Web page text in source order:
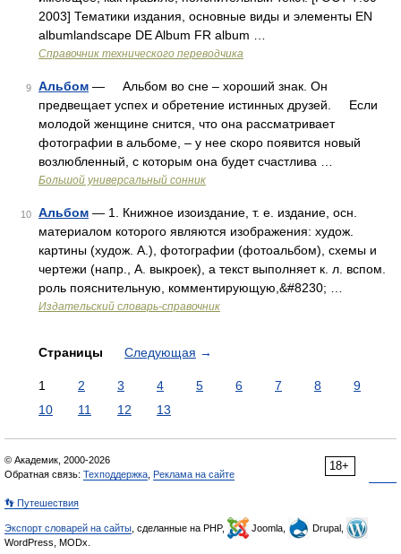
2003] Тематики издания, основные виды и элементы EN
albumlandscape DE Album FR album …
Справочник технического переводчика
9 Альбом — Альбом во сне – хороший знак. Он
предвещает успех и обретение истинных друзей. Если
молодой женщине снится, что она рассматривает
фотографии в альбоме, – у нее скоро появится новый
возлюбленный, с которым она будет счастлива …
Большой универсальный сонник
10 Альбом — 1. Книжное изоиздание, т. е. издание, осн.
материалом которого являются изображения: худож.
картины (худож. А.), фотографии (фотоальбом), схемы и
чертежи (напр., А. выкроек), а текст выполняет к. л. вспом.
роль пояснительную, комментирующую,&#8230; …
Издательский словарь-справочник
Страницы Следующая →
1 2 3 4 5 6 7 8
9
10
11 12 13
18+
© Академик, 2000-2026
Обратная связь: Техподдержка Реклама на сайте
👣 Путешествия
Экспорт словарей на сайты , сделанные на PHP, Joomla,
Drupal,
WordPress, MODx.